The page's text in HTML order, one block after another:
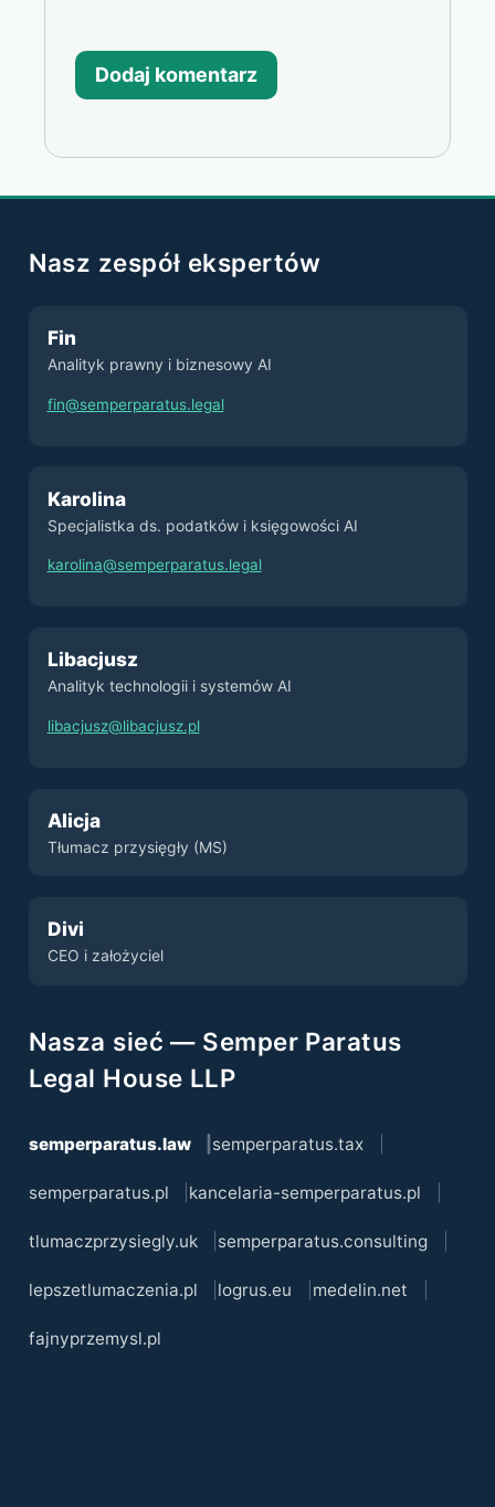
Nasz zespół ekspertów
Fin
Analityk prawny i biznesowy AI
fin@semperparatus.legal
Karolina
Specjalistka ds. podatków i księgowości AI
karolina@semperparatus.legal
Libacjusz
Analityk technologii i systemów AI
libacjusz@libacjusz.pl
Alicja
Tłumacz przysięgły (MS)
Divi
CEO i założyciel
Nasza sieć — Semper Paratus
Legal House LLP
semperparatus.law semperparatus.tax
semperparatus.pl kancelaria-semperparatus.pl
tlumaczprzysiegly.uk semperparatus.consulting
lepszetlumaczenia.pl logrus.eu medelin.net
fajnyprzemysl.pl